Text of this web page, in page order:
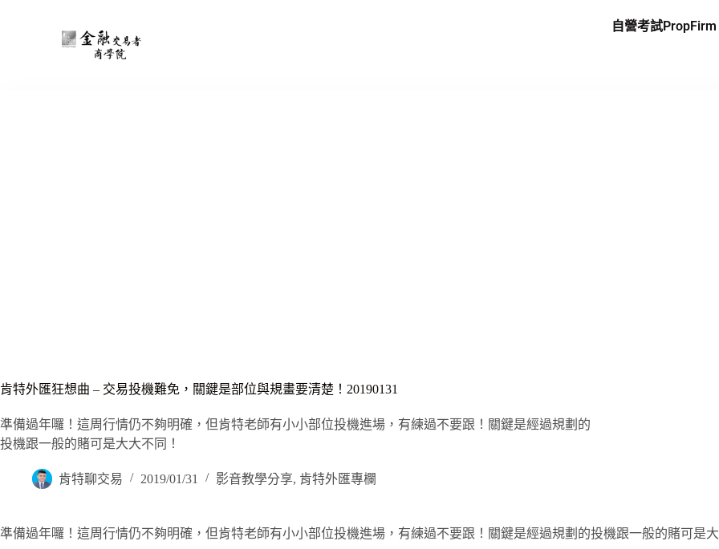
自營考試PropFirm
肯特外匯狂想曲 – 交易投機難免，關鍵是部位與規畫要清楚！20190131
準備過年囉！這周行情仍不夠明確，但肯特老師有小小部位投機進場，有練過不要跟！關鍵是經過規劃的
投機跟一般的賭可是大大不同！
肯特聊交易 2019/01/31 影音教學分享, 肯特外匯專欄
準備過年囉！這周行情仍不夠明確，但肯特老師有小小部位投機進場，有練過不要跟！關鍵是經過規劃的投機跟一般的賭可是